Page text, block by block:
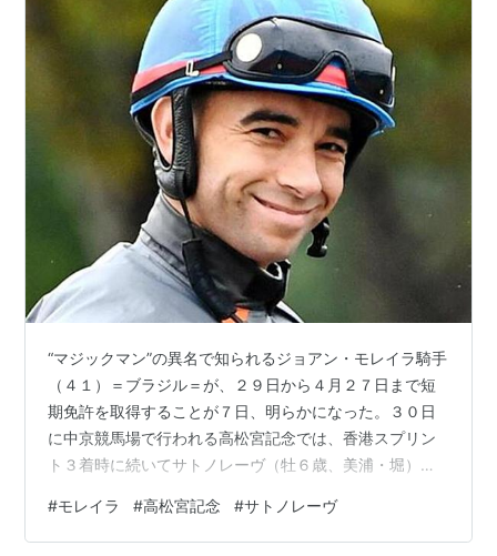
“マジックマン”の異名で知られるジョアン・モレイラ騎手
（４１）＝ブラジル＝が、２９日から４月２７日まで短
期免許を取得することが７日、明らかになった。３０日
に中京競馬場で行われる高松宮記念では、香港スプリン
ト３着時に続いてサトノレーヴ（牡６歳、美浦・堀）と
レンボッシュで桜花賞を制したものの、次回の免許取得
要件の一つであるＧ１・２勝の条件を満たすことができ
#モレイラ #高松宮記念 #サトノレーヴ